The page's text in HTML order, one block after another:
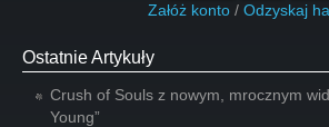
Załóż konto / Odzyskaj
Ostatnie Artykuły
Crush of Souls z nowym, mrocznym
Young”